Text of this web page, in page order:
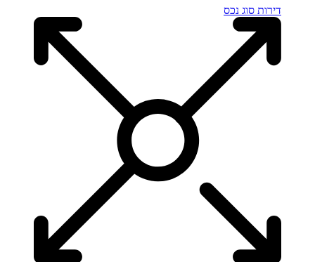
דירות סוג נכס